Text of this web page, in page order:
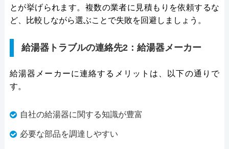
とが挙げられます。複数の業者に見積もりを依頼するな
ど、比較しながら選ぶことで失敗を回避しましょう。
給湯器トラブルの連絡先2：給湯器メーカー
給湯器メーカーに連絡するメリットは、以下の通りで
す。
自社の給湯器に関する知識が豊富
必要な部品を調達しやすい